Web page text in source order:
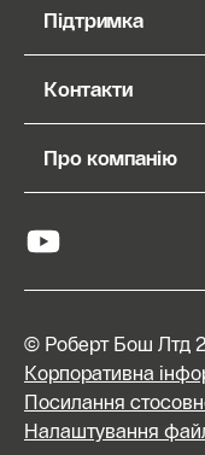
Підтримка
Контакти
Про компанію
© Роберт Бош Лтд
Корпоративна
Посилання
Налаштування